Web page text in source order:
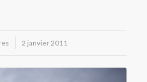
2 janvier 2011